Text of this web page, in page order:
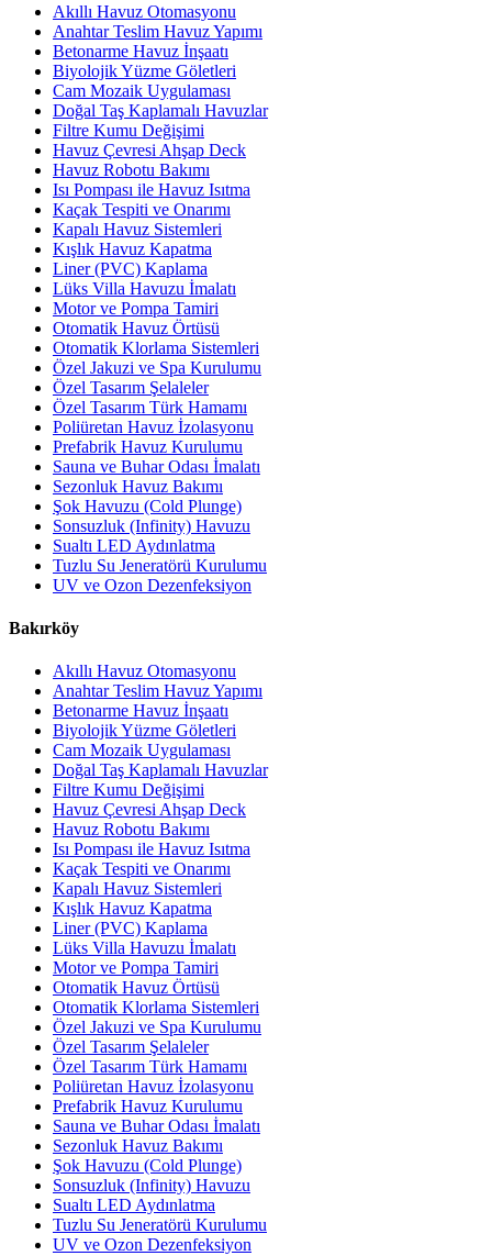
Akıllı Havuz Otomasyonu
Anahtar Teslim Havuz Yapımı
Betonarme Havuz İnşaatı
Biyolojik Yüzme Göletleri
Cam Mozaik Uygulaması
Doğal Taş Kaplamalı Havuzlar
Filtre Kumu Değişimi
Havuz Çevresi Ahşap Deck
Havuz Robotu Bakımı
Isı Pompası ile Havuz Isıtma
Kaçak Tespiti ve Onarımı
Kapalı Havuz Sistemleri
Kışlık Havuz Kapatma
Liner (PVC) Kaplama
Lüks Villa Havuzu İmalatı
Motor ve Pompa Tamiri
Otomatik Havuz Örtüsü
Otomatik Klorlama Sistemleri
Özel Jakuzi ve Spa Kurulumu
Özel Tasarım Şelaleler
Özel Tasarım Türk Hamamı
Poliüretan Havuz İzolasyonu
Prefabrik Havuz Kurulumu
Sauna ve Buhar Odası İmalatı
Sezonluk Havuz Bakımı
Şok Havuzu (Cold Plunge)
Sonsuzluk (Infinity) Havuzu
Sualtı LED Aydınlatma
Tuzlu Su Jeneratörü Kurulumu
UV ve Ozon Dezenfeksiyon
Bakırköy
Akıllı Havuz Otomasyonu
Anahtar Teslim Havuz Yapımı
Betonarme Havuz İnşaatı
Biyolojik Yüzme Göletleri
Cam Mozaik Uygulaması
Doğal Taş Kaplamalı Havuzlar
Filtre Kumu Değişimi
Havuz Çevresi Ahşap Deck
Havuz Robotu Bakımı
Isı Pompası ile Havuz Isıtma
Kaçak Tespiti ve Onarımı
Kapalı Havuz Sistemleri
Kışlık Havuz Kapatma
Liner (PVC) Kaplama
Lüks Villa Havuzu İmalatı
Motor ve Pompa Tamiri
Otomatik Havuz Örtüsü
Otomatik Klorlama Sistemleri
Özel Jakuzi ve Spa Kurulumu
Özel Tasarım Şelaleler
Özel Tasarım Türk Hamamı
Poliüretan Havuz İzolasyonu
Prefabrik Havuz Kurulumu
Sauna ve Buhar Odası İmalatı
Sezonluk Havuz Bakımı
Şok Havuzu (Cold Plunge)
Sonsuzluk (Infinity) Havuzu
Sualtı LED Aydınlatma
Tuzlu Su Jeneratörü Kurulumu
UV ve Ozon Dezenfeksiyon